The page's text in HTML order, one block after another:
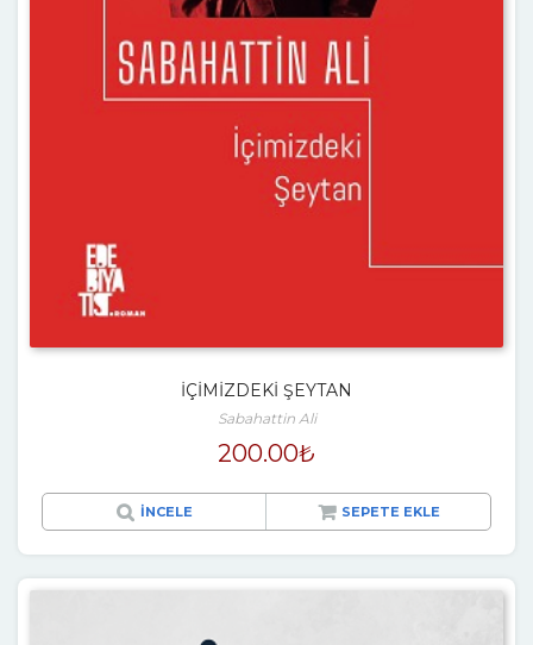
İÇİMİZDEKİ ŞEYTAN
Sabahattin Ali
200.00₺
İNCELE SEPETE EKLE